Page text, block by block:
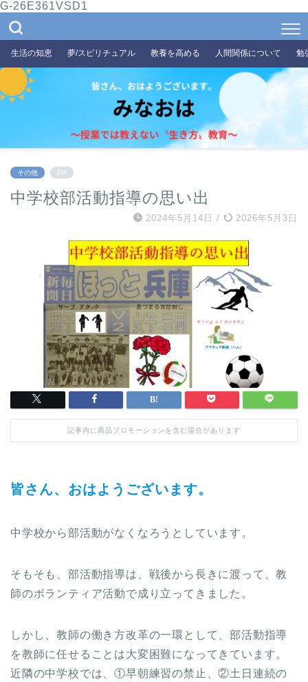
G-26E361VSD1
生活の知恵 夢/スピリチュアル 教養を高める 人間関係について 勉
その他 PR
中学校部活動指導の思い出
2024年5月14日 / 2026年5月3日
記事内に商品プロモーションを含む場合があります
皆さん、おはようございます。
中学校から部活動がなくなろうとしています。
そもそも、部活動指導は、戦後から長きに渡って、教
師のボランティア活動で成り立ってきました。
しかし、教師の働き方改革の一環として、部活動指導
を教師に任せることは大変困難になってきています。
近隣の中学校では、①早朝練習の禁止、②土日連続の